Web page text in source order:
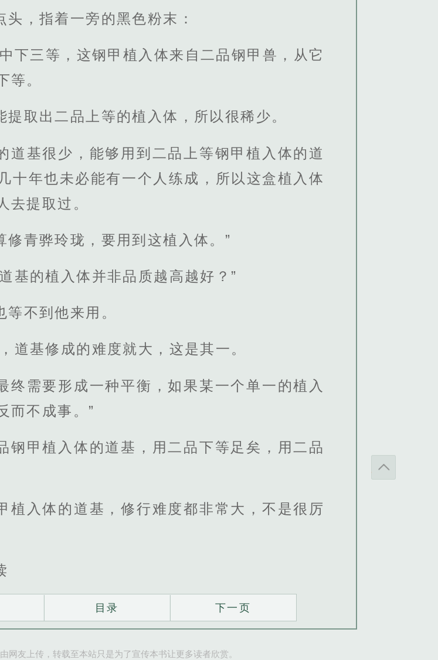
，指着一旁的黑色粉末：
下三等，这钢甲植入体来自二品钢甲兽，从它
等。
取出二品上等的植入体，所以很稀少。
道基很少，能够用到二品上等钢甲植入体的道
十年也未必能有一个人练成，所以这盒植入体
去提取过。
青骅玲珑，要用到这植入体。”
基的植入体并非品质越高越好？”
不到他来用。
道基修成的难度就大，这是其一。
终需要形成一种平衡，如果某一个单一的植入
而不成事。”
钢甲植入体的道基，用二品下等足矣，用二品
植入体的道基，修行难度都非常大，不是很厉
目录 下一页
网友上传，转载至本站只是为了宣传本书让更多读者欣赏。